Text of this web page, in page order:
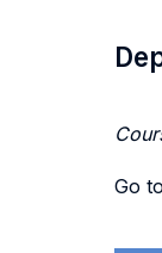
Go